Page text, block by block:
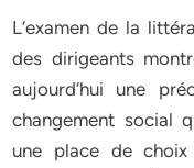
L‘examen de la
des dirigeants
aujourd‘hui une
changement social
une place de